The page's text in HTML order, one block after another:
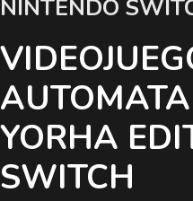
NINTENDO
YORHA
SWITCH